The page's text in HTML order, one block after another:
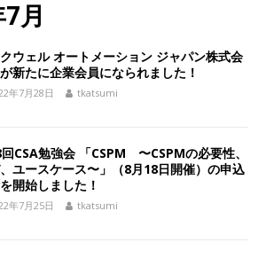
月
ウェル オートメーション ジャパン株式会
新たに企業会員になられました！
年7月28日 tkatsumi
CSA勉強会 「CSPM 〜CSPMの必要性、
ユースケース〜」（8月18日開催）の申込
開始しました！
年7月25日 tkatsumi